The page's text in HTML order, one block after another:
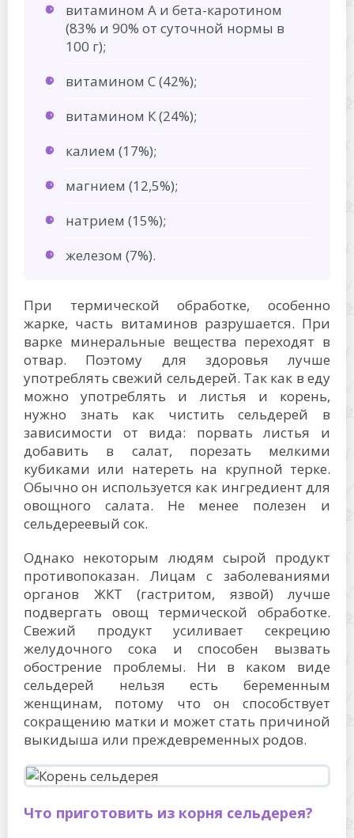
витамином А и бета-каротином
(83% и 90% от суточной нормы в
100 г);
витамином С (42%);
витамином К (24%);
калием (17%);
магнием (12,5%);
натрием (15%);
железом (7%).
При термической обработке, особенно
жарке, часть витаминов разрушается. При
варке минеральные вещества переходят в
отвар. Поэтому для здоровья лучше
употреблять свежий сельдерей. Так как в еду
можно употреблять и листья и корень,
нужно знать как чистить сельдерей в
зависимости от вида: порвать листья и
добавить в салат, порезать мелкими
кубиками или натереть на крупной терке.
Обычно он используется как ингредиент для
овощного салата. Не менее полезен и
сельдереевый сок.
Однако некоторым людям сырой продукт
противопоказан. Лицам с заболеваниями
органов ЖКТ (гастритом, язвой) лучше
подвергать овощ термической обработке.
Свежий продукт усиливает секрецию
желудочного сока и способен вызвать
обострение проблемы. Ни в каком виде
сельдерей нельзя есть беременным
женщинам, потому что он способствует
сокращению матки и может стать причиной
выкидыша или преждевременных родов.
Что приготовить из корня сельдерея?